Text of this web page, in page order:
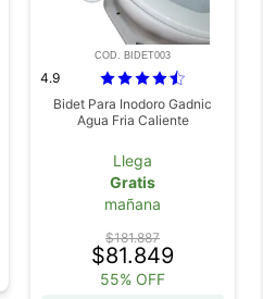
COD. BIDET003
4.9
Bidet Para Inodoro Gadnic
Agua Fria Caliente
Llega
Gratis
mañana
$181.887
$81.849
55% OFF